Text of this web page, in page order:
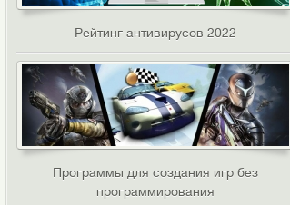
Рейтинг антивирусов 2022
Программы для создания игр без
программирования